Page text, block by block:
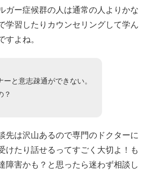
ガー症候群の人は通常の人よりかな
学習したりカウンセリングして学ん
すよね。
ーと意志疎通ができない。
？
先は沢山あるので専門のドクターに
けたり話せるってすごく大切よ！も
障害かも？と思ったら迷わず相談し